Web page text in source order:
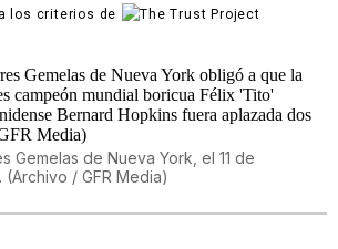
los criterios de
Gemelas de Nueva York, el 11 de
/ GFR Media)